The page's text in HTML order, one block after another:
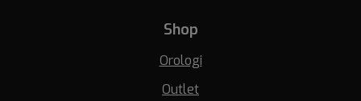
Shop
Orologi
Outlet